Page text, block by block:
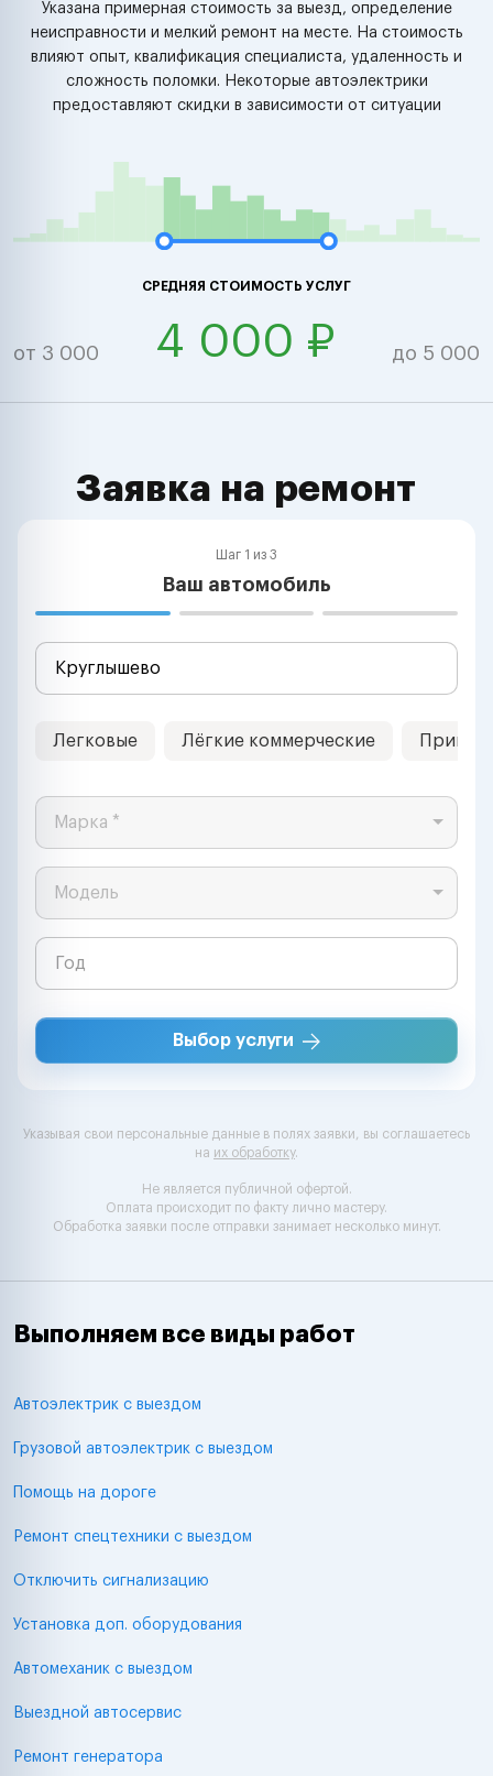
Указана примерная стоимость за выезд, определение
неисправности и мелкий ремонт на месте. На стоимость
влияют опыт, квалификация специалиста, удаленность и
сложность поломки. Некоторые автоэлектрики
предоставляют скидки в зависимости от ситуации
СРЕДНЯЯ СТОИМОСТЬ УСЛУГ
от 3 000 4 000 ₽ до 5 000
Заявка на ремонт
Шаг 1 из 3
Ваш автомобиль
Легковые Лёгкие коммерческие
Марка *
Модель
Выбор услуги
Указывая свои персональные данные в полях заявки, вы соглашаетесь
на их обработку.
Не является публичной офертой.
Оплата происходит по факту лично мастеру.
Обработка заявки после отправки занимает несколько минут.
Выполняем все виды работ
Автоэлектрик с выездом
Грузовой автоэлектрик с выездом
Помощь на дороге
Ремонт спецтехники с выездом
Отключить сигнализацию
Установка доп. оборудования
Автомеханик с выездом
Выездной автосервис
Ремонт генератора